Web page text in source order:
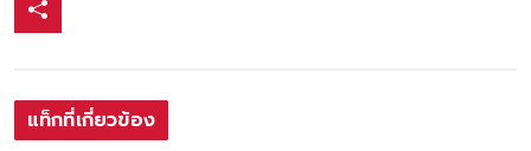
แท็กที่เกี่ยวข้อง